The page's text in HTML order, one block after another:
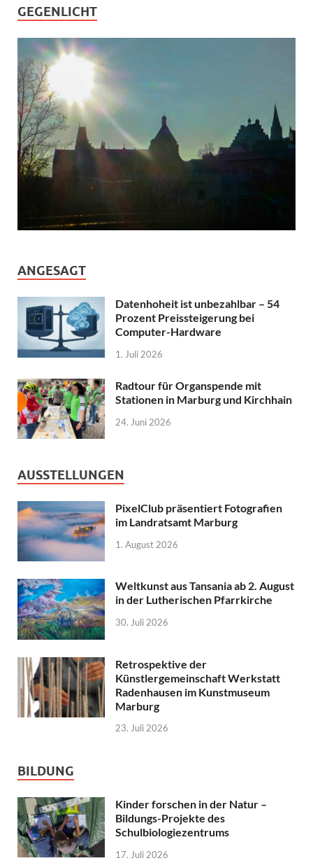
GEGENLICHT
ANGESAGT
Datenhoheit ist unbezahlbar – 54
Prozent Preissteigerung bei
Computer-Hardware
1. Juli 2026
Radtour für Organspende mit
Stationen in Marburg und Kirchhain
24. Juni 2026
AUSSTELLUNGEN
PixelClub präsentiert Fotografien
im Landratsamt Marburg
1. August 2026
Weltkunst aus Tansania ab 2. August
in der Lutherischen Pfarrkirche
30. Juli 2026
Retrospektive der
Künstlergemeinschaft Werkstatt
Radenhausen im Kunstmuseum
Marburg
23. Juli 2026
BILDUNG
Kinder forschen in der Natur –
Bildungs-Projekte des
Schulbiologiezentrums
17. Juli 2026